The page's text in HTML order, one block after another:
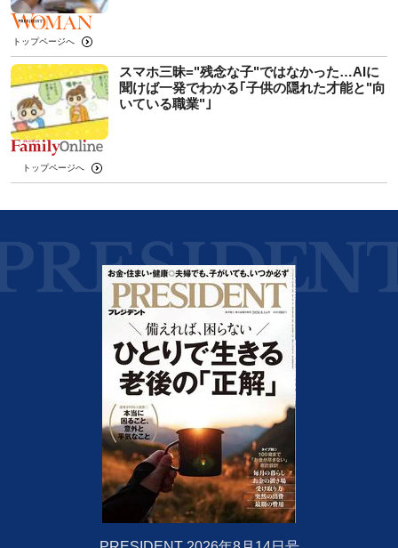
トップページへ
スマホ三昧="残念な子"ではなかった…AIに
聞けば一発でわかる｢子供の隠れた才能と"向
いている職業"｣
トップページへ